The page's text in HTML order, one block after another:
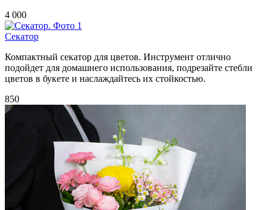
4 000
Секатор
Компактный секатор для цветов. Инструмент отлично
подойдет для домашнего использования, подрезайте стебли
цветов в букете и наслаждайтесь их стойкостью.
850